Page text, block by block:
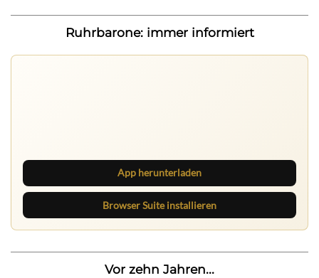
Ruhrbarone: immer informiert
App herunterladen
Browser Suite installieren
Vor zehn Jahren...